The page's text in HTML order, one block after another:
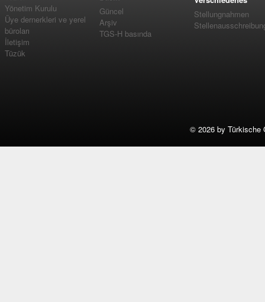
Yönetim Kurulu
Üye dernerkleri ve yerel
büroları
İletişim
Tüzük
Güncel
Arşiv
TGS-H basında
Stellungnahmen
© 2026 by Türkische